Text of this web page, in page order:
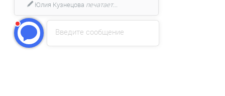
Введите сообщение
Юлия Кузнецова печатает...